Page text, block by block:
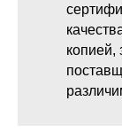
копией,